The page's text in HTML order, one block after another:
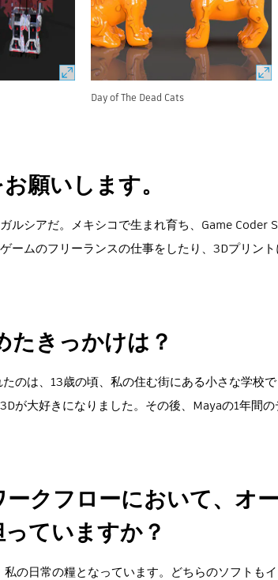
Day of The Dead Cats
願いします。
ルシアだ。メキシコで生まれ育ち、Game
ームのフリーランスの仕事をしたり、3Dプリント
たきっかけは？
のは、13歳の頃、私の住む街にある小さな学校
が大好きになりました。その後、Mayaの1年間
クフローにおいて、オ
ていますか？
の日常の糧となっています。どちらのソフトも